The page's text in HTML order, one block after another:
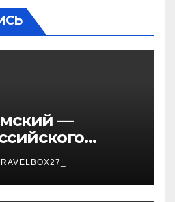
—
и вклад в